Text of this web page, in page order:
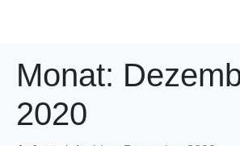
Monat:
2020